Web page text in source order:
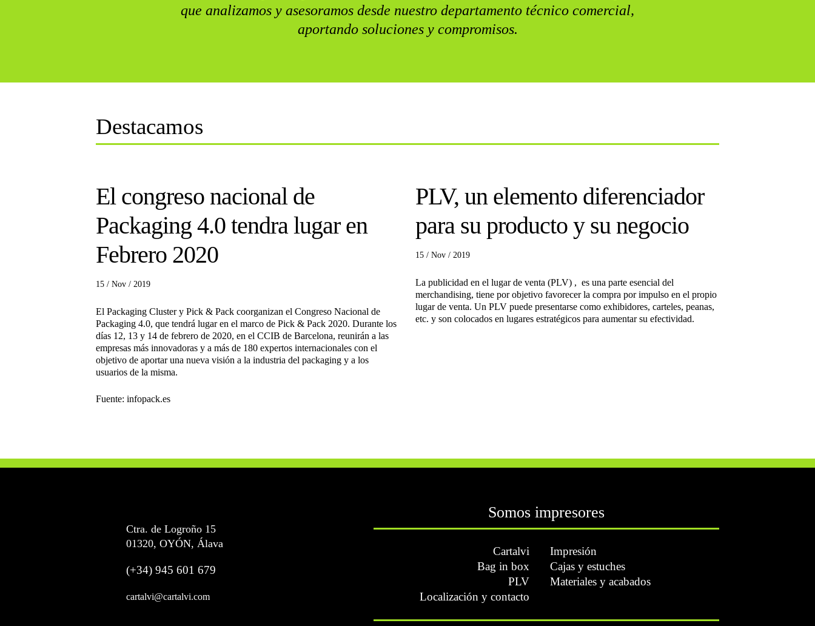
que analizamos y asesoramos desde nuestro departamento técnico comercial,
aportando soluciones y compromisos.
Destacamos
El congreso nacional de
Packaging 4.0 tendra lugar en
Febrero 2020
15 / Nov / 2019
El Packaging Cluster y Pick & Pack coorganizan el Congreso Nacional de
Packaging 4.0, que tendrá lugar en el marco de Pick & Pack 2020. Durante los
días 12, 13 y 14 de febrero de 2020, en el CCIB de Barcelona, reunirán a las
empresas más innovadoras y a más de 180 expertos internacionales con el
objetivo de aportar una nueva visión a la industria del packaging y a los
usuarios de la misma.
Fuente: infopack.es
PLV, un elemento diferenciador
para su producto y su negocio
15 / Nov / 2019
La publicidad en el lugar de venta (PLV) , es una parte esencial del
merchandising, tiene por objetivo favorecer la compra por impulso en el propio
lugar de venta. Un PLV puede presentarse como exhibidores, carteles, peanas,
etc. y son colocados en lugares estratégicos para aumentar su efectividad.
Ctra. de Logroño 15
01320, OYÓN, Álava
(+34) 945 601 679
cartalvi@cartalvi.com
Somos impresores
Cartalvi
Impresión
Bag in box
Cajas y estuches
PLV
Materiales y acabados
Localización y contacto